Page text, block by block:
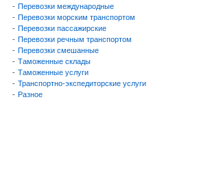
- Перевозки международные
- Перевозки морским транспортом
- Перевозки пассажирские
- Перевозки речным транспортом
- Перевозки смешанные
- Таможенные склады
- Таможенные услуги
- Транспортно-экспедиторские услуги
- Разное